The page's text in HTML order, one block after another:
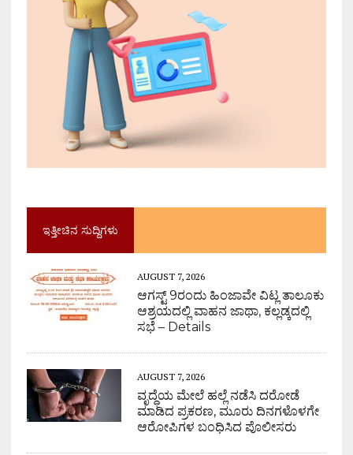
ಇತ್ತೀಚಿನ ಸುದ್ದಿಗಳು
AUGUST 7, 2026
ಆಗಸ್ಟ್ 9ರಂದು ಹಿಂಜಾವೇ ವಿಟ್ಲ ತಾಲೂಕು
ಆಶ್ರಯದಲ್ಲಿ ವಾಹನ ಜಾಥಾ, ಕಲ್ಲಡ್ಕದಲ್ಲಿ
ಸಭೆ – Details
AUGUST 7, 2026
ವೃದ್ಧೆಯ ಮೇಲೆ ಹಲ್ಲೆ ನಡೆಸಿ ದರೋಡೆ
ಮಾಡಿದ ಪ್ರಕರಣ, ಮೂರು ದಿನಗಳೊಳಗೇ
ಆರೋಪಿಗಳ ಬಂಧಿಸಿದ ಪೊಲೀಸರು